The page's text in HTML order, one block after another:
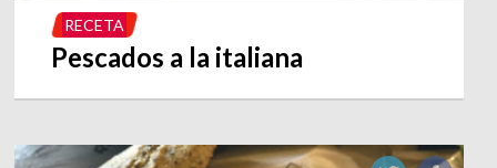
RECETA
Pescados a la italiana